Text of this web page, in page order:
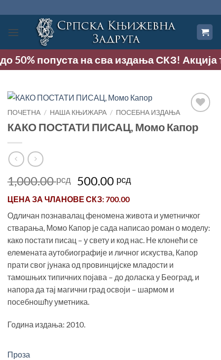
на
садржај
50% попуста на сва издања СКЗ! Акција
у
ПОЧЕТНА / НАША КЊИЖАРА / ПОСЕБНА ИЗДАЊА
КАКО ПОСТАТИ ПИСАЦ, Момо Капор
1,000.00рсд
Оригинална
је
била:
1,000.00 рсд.
500.00 рсдТренутна
500.00 рсд.
ЦЕНА ЗА ЧЛАНОВЕ СКЗ: 700.00
Одличан познавалац феномена живота и уметничког
стварања, Момо Капор је сада написао роман о моделу:
како постати писац – у свету и код нас. Не клонећи се
елемената аутобиографије и личног искуства, Капор
прати свог јунака од провинцијске младости и
тамошњих типичних појава – до доласка у Београд, и
напора да тај магични град освоји – шармом и
посебношћу уметника.
Година издања: 2010.
Проза